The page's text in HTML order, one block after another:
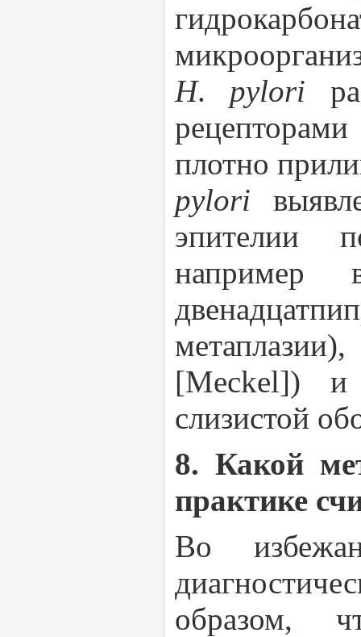
H. pylori
плотно
pylori
эпителии
например
[Meckel]) и
слизистой
8. Какой
практике
Во
образом,